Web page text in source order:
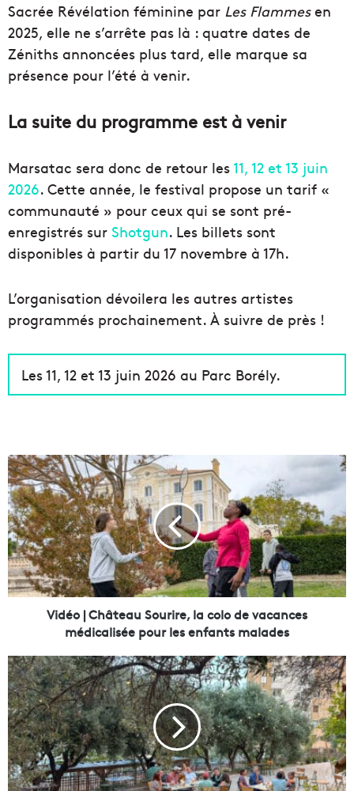
Sacrée Révélation féminine par Les Flammesen
2025, elle ne s’arrête pas là : quatre dates de
Zéniths annoncées plus tard, elle marque sa
présence pour l’été à venir.
La suite du programme est à venir
Marsatac sera donc de retour les11, 12 et 13 juin
2026. Cette année, le festival propose un tarif «
communauté » pour ceux qui se sont pré-
enregistrés sur Shotgun. Les billets sont
disponibles à partir du 17 novembre à 17h.
L’organisation dévoilera les autres artistes
programmés prochainement. À suivre de près !
Les 11, 12 et 13 juin 2026 au Parc Borély.
V
i
d
é
o
|
C
h
â
u
S
o
u
r
i
r
e
Vidéo | Château Sourire, la colo de vacances
médicalisée pour les enfants malades
V
i
d
é
o
|
À
V